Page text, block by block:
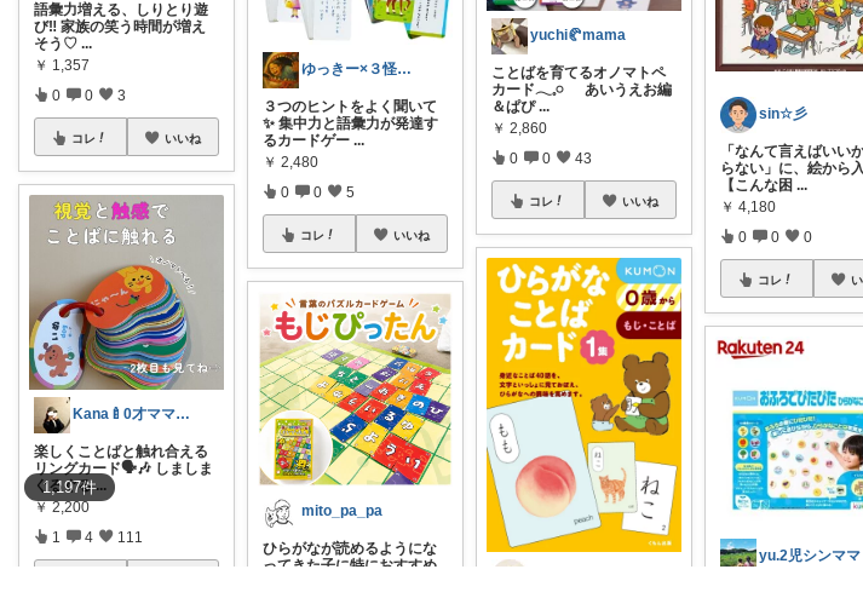
1,197件
語彙力増える、しりとり遊
び‼️ 家族の笑う時間が増え
そう♡ ...
￥ 1,357
0 0 3
コレ いいね
Kana🍼0才ママ 絵本多め📚
楽しくことばと触れ合える
リングカード🗣️🎶 しましま
ぐるぐる ...
￥ 2,200
1 4 111
ゆっきー×３怪獣のゆる知育ママ
３つのヒントをよく聞いて
✨ 集中力と語彙力が発達す
るカードゲー ...
￥ 2,480
0 0 5
コレ いいね
mito_pa_pa
ひらがなが読めるようにな
ってきた子に特におすすめ
yuchi🥐mama
ことばを育てるオノマトペ
カード𓂃𓈒𓏸 あいうえお編
＆ぱぴ ...
￥ 2,860
0 0 43
コレ いいね
sin☆彡
「なんて言えばいい
らない」に、絵から入
【こんな困 ...
￥ 4,180
0 0 0
コレ